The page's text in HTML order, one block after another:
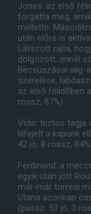
Jones: az elsõ
forgatta meg,
mellette.
után elõre is
Látszott rajta,
dolgozott, ennél
Becsúszásai alig-
szerelése,
az elsõ félidõben
rossz, 87%)
Vidic: biztos tagja
kifejelt a kapunk
42 jó, 8 rossz,
Ferdinand: a
egyik után jött
már-már torresi
Utána azonban
(passz: 53 jó, 3